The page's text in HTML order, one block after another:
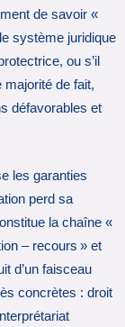
de savoir «
système juridique
ou s’il
de fait,
défavorables et
les garanties
perd sa
la chaîne «
– recours » et
d’un faisceau
concrètes : droit